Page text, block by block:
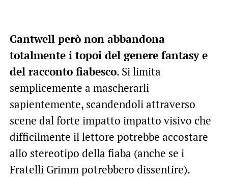
Cantwell però non abbandona
totalmente i topoi del genere fantasy e
del racconto fiabesco. Si limita
semplicemente a mascherarli
sapientemente, scandendoli attraverso
scene dal forte impatto impatto visivo che
difficilmente il lettore potrebbe accostare
allo stereotipo della fiaba (anche se i
Fratelli Grimm potrebbero dissentire).